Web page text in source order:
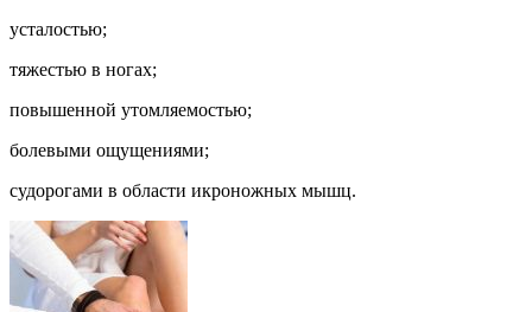
усталостью;
тяжестью в ногах;
повышенной утомляемостью;
болевыми ощущениями;
судорогами в области икроножных мышц.